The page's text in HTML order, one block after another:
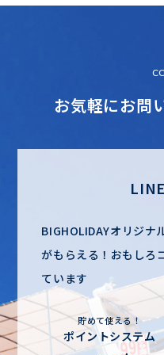
お気軽にお問
BIGHOLIDAYオリジナ
がもらえる！ おもしろ
ています
貯めて使える！
ポイントシステム